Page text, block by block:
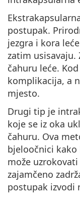
postupak.
jezgra i kora
zatim usisavaju.
čahuru leće.
komplikacija, a
mjesto.
Drugi tip je
koje se iz oka
čahuru. Ova
bjeloočnici kako
može
zajamčeno
postupak izvodi